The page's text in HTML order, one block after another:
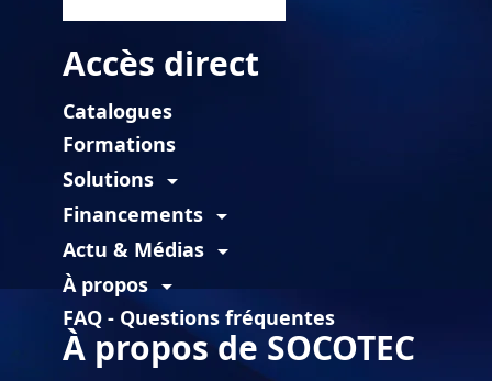
Accès direct
Catalogues
Formations
Solutions arrow_drop_down
Financements arrow_drop_down
Actu & Médias arrow_drop_down
À proposarrow_drop_down
FAQ - Questions fréquentes
À propos de SOCOTEC